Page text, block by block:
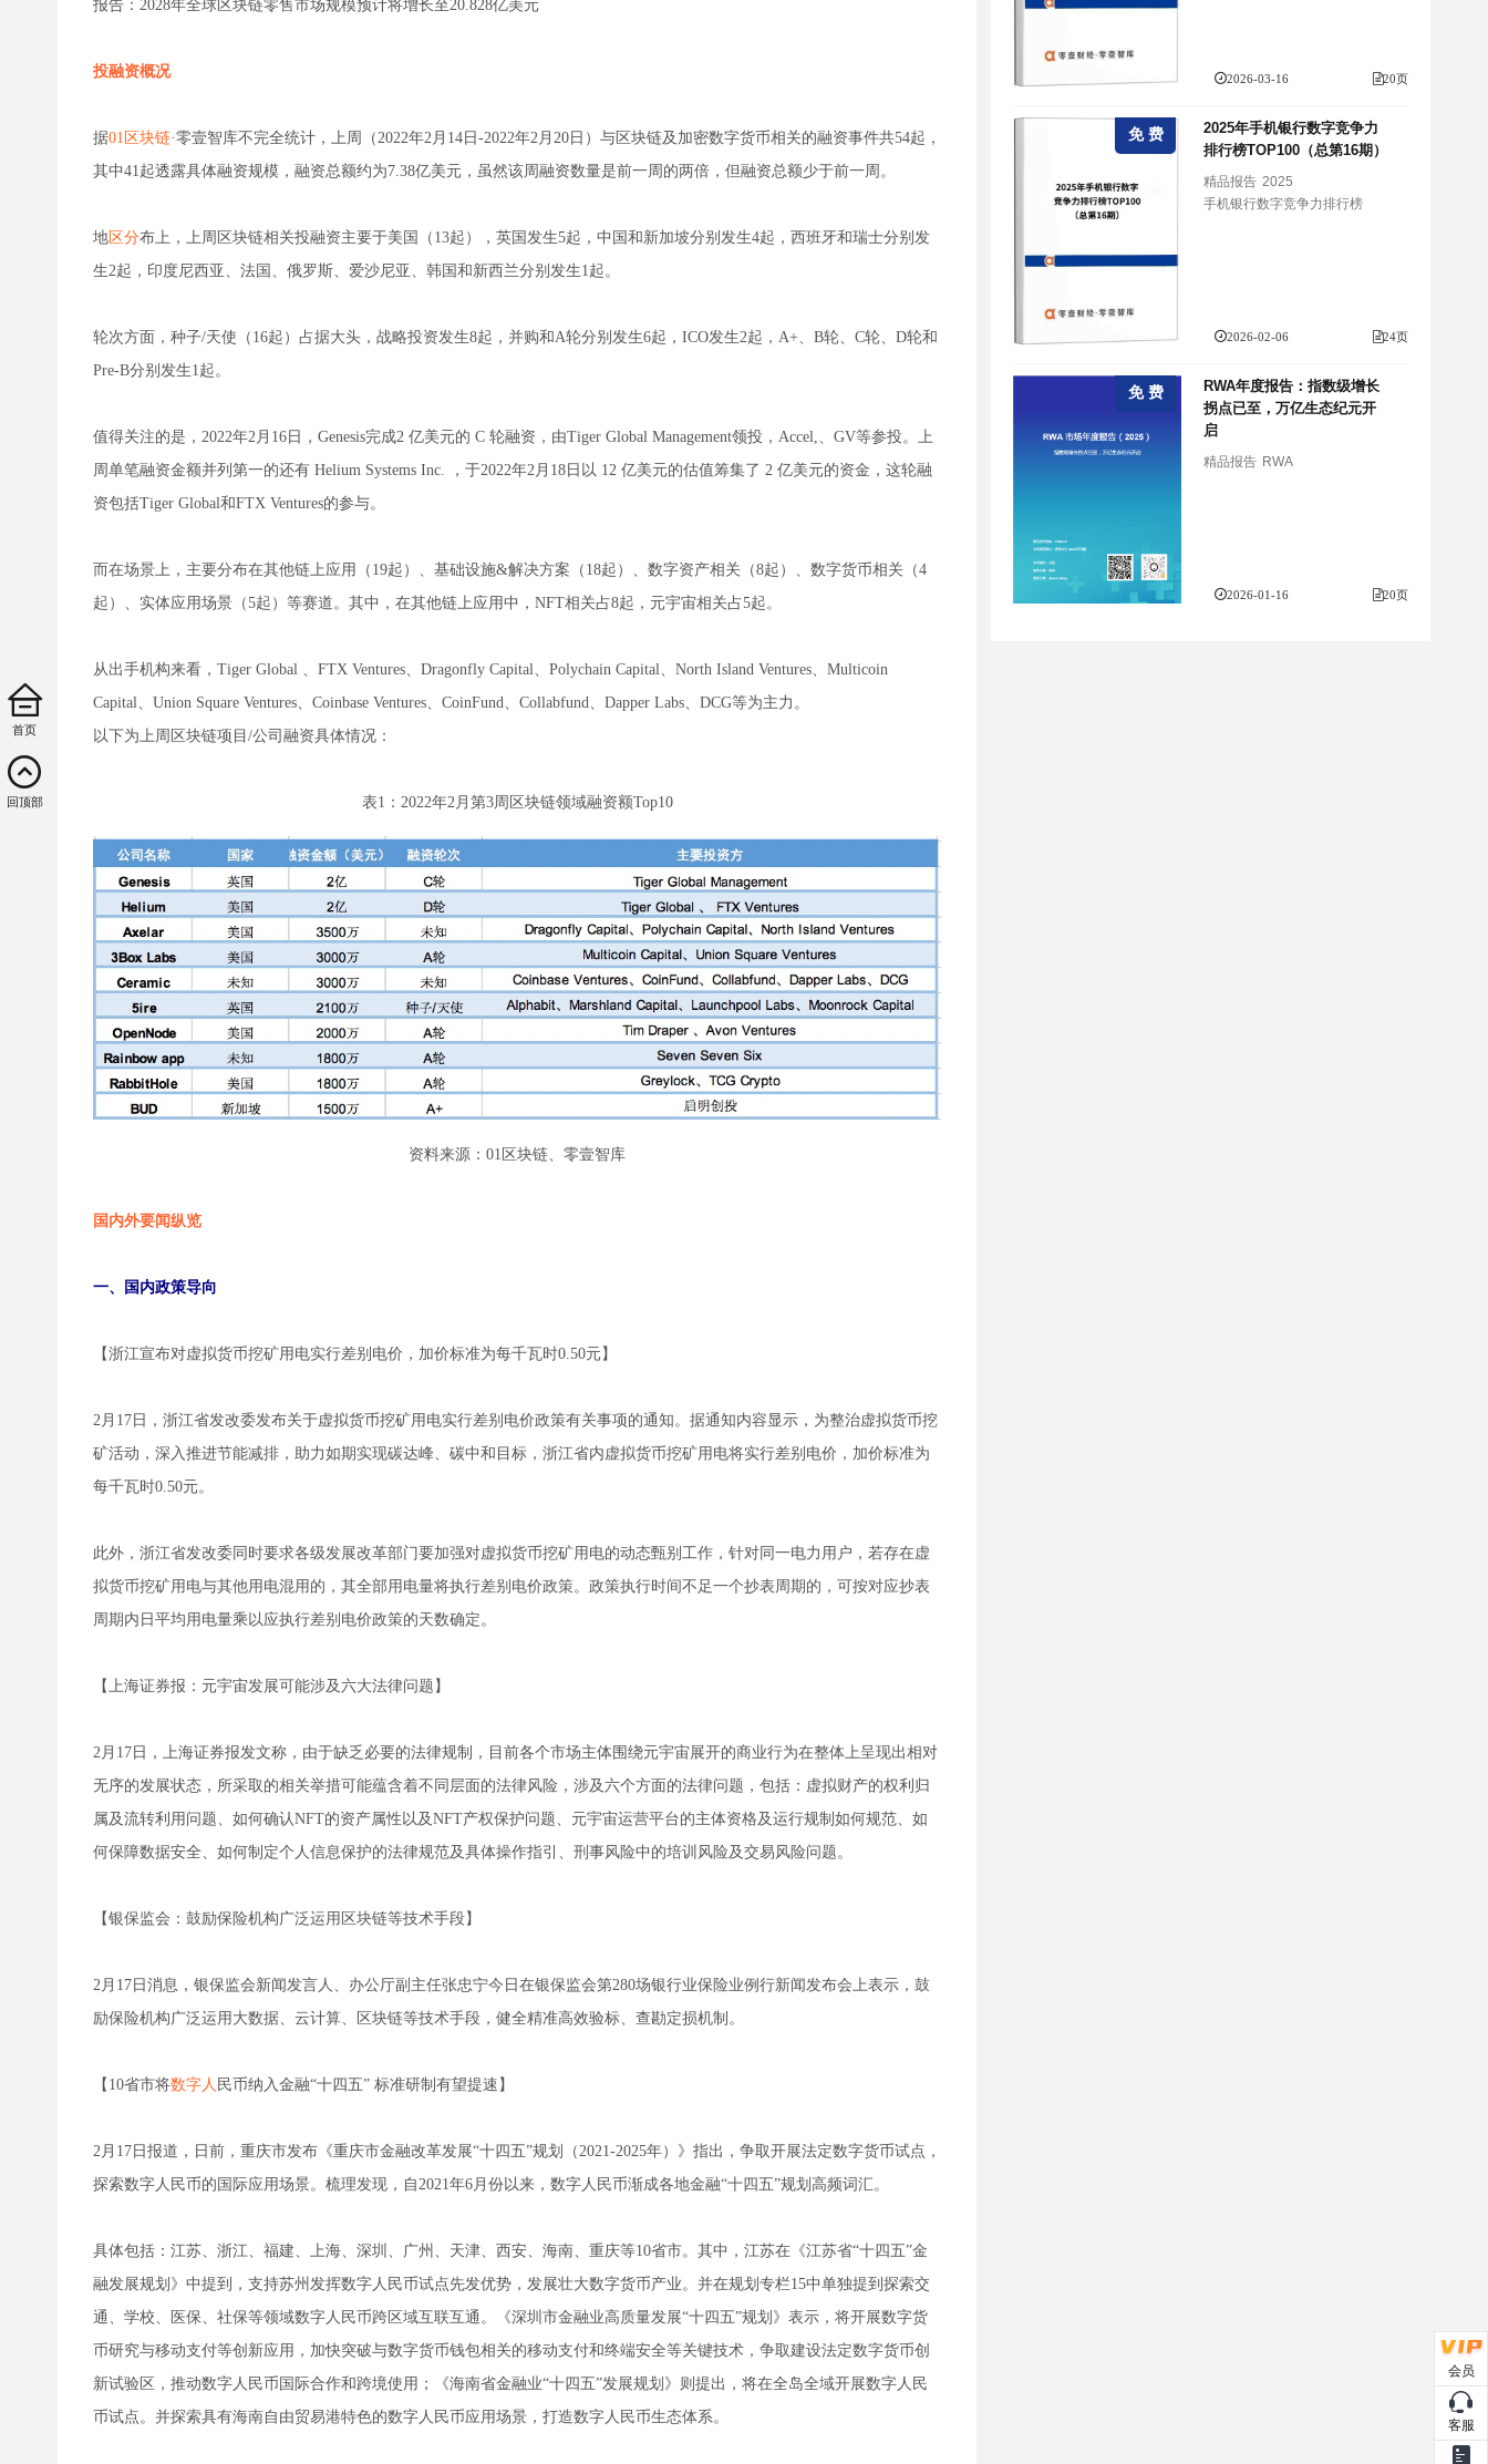
报告：2028年全球区块链零售市场规模预计将增长至20.828亿美元
投融资概况
据01区块链·零壹智库不完全统计，上周（2022年2月14日-2022年2月20日）与区块链及加密数字货币相关的融资事件共54起，
其中41起透露具体融资规模，融资总额约为7.38亿美元，虽然该周融资数量是前一周的两倍，但融资总额少于前一周。
地区分布上，上周区块链相关投融资主要于美国（13起），英国发生5起，中国和新加坡分别发生4起，西班牙和瑞士分别发
生2起，印度尼西亚、法国、俄罗斯、爱沙尼亚、韩国和新西兰分别发生1起。
轮次方面，种子/天使（16起）占据大头，战略投资发生8起，并购和A轮分别发生6起，ICO发生2起，A+、B轮、C轮、D轮和
Pre-B分别发生1起。
值得关注的是，2022年2月16日，Genesis完成2 亿美元的 C 轮融资，由Tiger Global Management领投，Accel,、GV等参投。上
周单笔融资金额并列第一的还有 Helium Systems Inc. ，于2022年2月18日以 12 亿美元的估值筹集了 2 亿美元的资金，这轮融
资包括Tiger Global和FTX Ventures的参与。
而在场景上，主要分布在其他链上应用（19起）、基础设施&解决方案（18起）、数字资产相关（8起）、数字货币相关（4
起）、实体应用场景（5起）等赛道。其中，在其他链上应用中，NFT相关占8起，元宇宙相关占5起。
从出手机构来看，Tiger Global 、FTX Ventures、Dragonfly Capital、Polychain Capital、North Island Ventures、Multicoin
Capital、Union Square Ventures、Coinbase Ventures、CoinFund、Collabfund、Dapper Labs、DCG等为主力。
以下为上周区块链项目/公司融资具体情况：
表1：2022年2月第3周区块链领域融资额Top10
资料来源：01区块链、零壹智库
国内外要闻纵览
一、国内政策导向
【浙江宣布对虚拟货币挖矿用电实行差别电价，加价标准为每千瓦时0.50元】
2月17日，浙江省发改委发布关于虚拟货币挖矿用电实行差别电价政策有关事项的通知。据通知内容显示，为整治虚拟货币挖
矿活动，深入推进节能减排，助力如期实现碳达峰、碳中和目标，浙江省内虚拟货币挖矿用电将实行差别电价，加价标准为
每千瓦时0.50元。
此外，浙江省发改委同时要求各级发展改革部门要加强对虚拟货币挖矿用电的动态甄别工作，针对同一电力用户，若存在虚
拟货币挖矿用电与其他用电混用的，其全部用电量将执行差别电价政策。政策执行时间不足一个抄表周期的，可按对应抄表
周期内日平均用电量乘以应执行差别电价政策的天数确定。
【上海证券报：元宇宙发展可能涉及六大法律问题】
2月17日，上海证券报发文称，由于缺乏必要的法律规制，目前各个市场主体围绕元宇宙展开的商业行为在整体上呈现出相对
无序的发展状态，所采取的相关举措可能蕴含着不同层面的法律风险，涉及六个方面的法律问题，包括：虚拟财产的权利归
属及流转利用问题、如何确认NFT的资产属性以及NFT产权保护问题、元宇宙运营平台的主体资格及运行规制如何规范、如
何保障数据安全、如何制定个人信息保护的法律规范及具体操作指引、刑事风险中的培训风险及交易风险问题。
【银保监会：鼓励保险机构广泛运用区块链等技术手段】
2月17日消息，银保监会新闻发言人、办公厅副主任张忠宁今日在银保监会第280场银行业保险业例行新闻发布会上表示，鼓
励保险机构广泛运用大数据、云计算、区块链等技术手段，健全精准高效验标、查勘定损机制。
【10省市将数字人 民币纳入金融“十四五” 标准研制有望提速】
2月17日报道，日前，重庆市发布《重庆市金融改革发展“十四五”规划（2021-2025年）》指出，争取开展法定数字货币试点，
探索数字人民币的国际应用场景。梳理发现，自2021年6月份以来，数字人民币渐成各地金融“十四五”规划高频词汇。
具体包括：江苏、浙江、福建、上海、深圳、广州、天津、西安、海南、重庆等10省市。其中，江苏在《江苏省“十四五”金
融发展规划》中提到，支持苏州发挥数字人民币试点先发优势，发展壮大数字货币产业。并在规划专栏15中单独提到探索交
通、学校、医保、社保等领域数字人民币跨区域互联互通。《深圳市金融业高质量发展“十四五”规划》表示，将开展数字货
币研究与移动支付等创新应用，加快突破与数字货币钱包相关的移动支付和终端安全等关键技术，争取建设法定数字货币创
新试验区，推动数字人民币国际合作和跨境使用；《海南省金融业“十四五”发展规划》则提出，将在全岛全域开展数字人民
币试点。并探索具有海南自由贸易港特色的数字人民币应用场景，打造数字人民币生态体系。
2026-03-16 20页
免 费
2025年手机银行数字竞争力
排行榜TOP100（总第16期）
精品报告 2025
手机银行数字竞争力排行榜
2026-02-06 24页
免 费
RWA年度报告：指数级增长
拐点已至，万亿生态纪元开
启
精品报告 RWA
2026-01-16 20页
首页
回顶部
会员
客服